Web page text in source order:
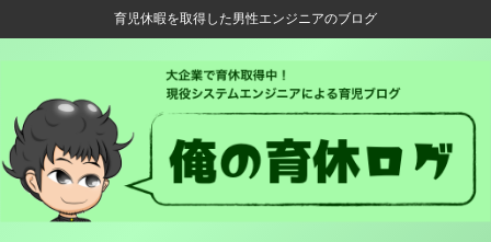
育児休暇を取得した男性エンジニアのブログ